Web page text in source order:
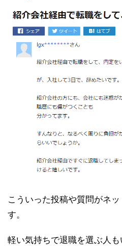
こういった投稿や質問がネ
す。
軽い気持ちで退職を選ぶ人